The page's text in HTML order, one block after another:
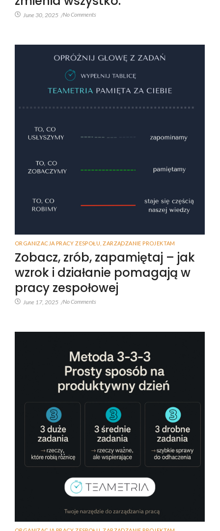
June 30, 2025 /No Comments
ORGANIZACJA PRACY ZESPOŁU ZARZĄDZANIE PROJEKTAM
Zobacz, zrób, zapamiętaj – jak
wzrok i działanie pomagają w
pracy zespołowej
June 17, 2025 /No Comments